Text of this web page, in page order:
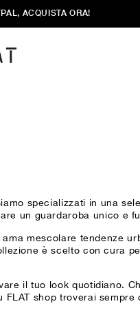
ACQUISTA ORA!
specializzati in una
un guardaroba unico e
mescolare tendenze
è scelto con cura
il tuo look quotidiano.
shop troverai sempre